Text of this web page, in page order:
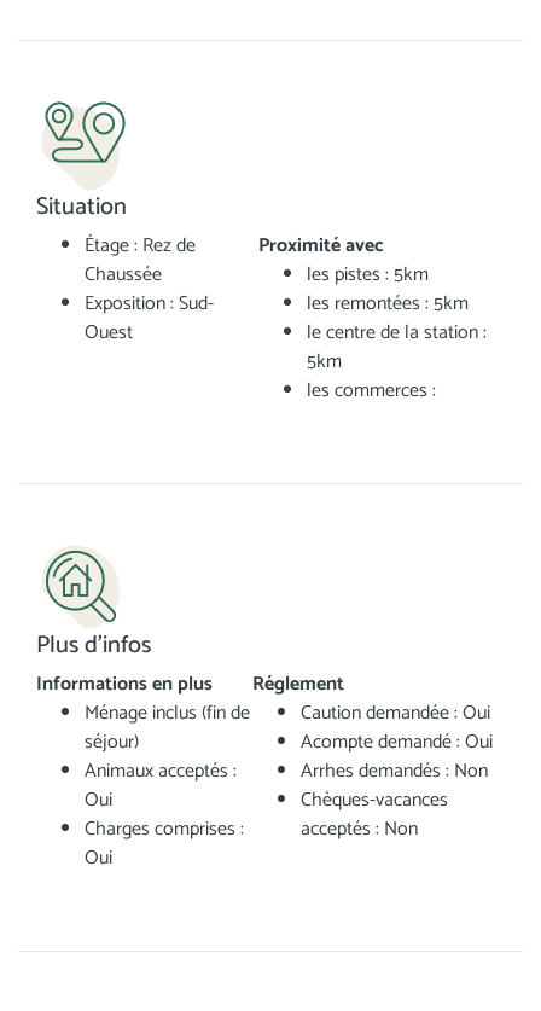
Situation
Étage : Rez de
Chaussée
Exposition : Sud-
Ouest
Proximité avec
les pistes : 5km
les remontées : 5km
le centre de la station :
5km
les commerces :
Plus d'infos
Informations en plus
Ménage inclus (fin de
séjour)
Animaux acceptés :
Oui
Charges comprises :
Oui
Réglement
Caution demandée : Oui
Acompte demandé : Oui
Arrhes demandés : Non
Chèques-vacances
acceptés : Non